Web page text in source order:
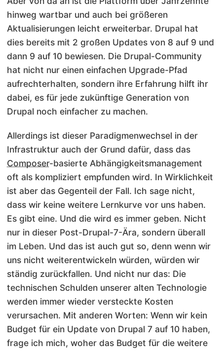
hinweg wartbar und auch bei größeren
Aktualisierungen leicht erweiterbar. Drupal hat
dies bereits mit 2 großen Updates von 8 auf 9 und
dann 9 auf 10 bewiesen. Die Drupal-Community
hat nicht nur einen einfachen Upgrade-Pfad
aufrechterhalten, sondern ihre Erfahrung hilft ihr
dabei, es für jede zukünftige Generation von
Drupal noch einfacher zu machen.
Allerdings ist dieser Paradigmenwechsel in der
Infrastruktur auch der Grund dafür, dass das
Composer-basierte Abhängigkeitsmanagement
oft als kompliziert empfunden wird. In Wirklichkeit
ist aber das Gegenteil der Fall. Ich sage nicht,
dass wir keine weitere Lernkurve vor uns haben.
Es gibt eine. Und die wird es immer geben. Nicht
nur in dieser Post-Drupal-7-Ära, sondern überall
im Leben. Und das ist auch gut so, denn wenn wir
uns nicht weiterentwickeln würden, würden wir
ständig zurückfallen. Und nicht nur das: Die
technischen Schulden unserer alten Technologie
werden immer wieder versteckte Kosten
verursachen. Mit anderen Worten: Wenn wir kein
Budget für ein Update von Drupal 7 auf 10 haben,
frage ich mich, woher das Budget für die weitere